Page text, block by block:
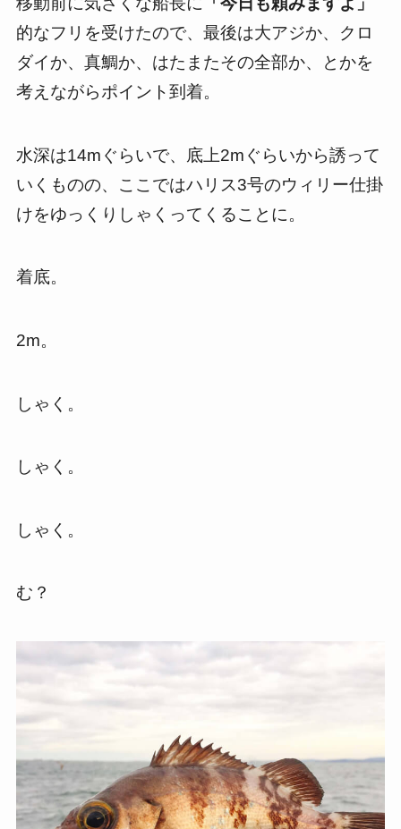
的なフリを受けたので、最後は大アジか、クロ
ダイか、真鯛か、はたまたその全部か、とかを
考えながらポイント到着。
水深は14mぐらいで、底上2mぐらいから誘って
いくものの、ここではハリス3号のウィリー仕掛
けをゆっくりしゃくってくることに。
着底。
2m。
しゃく。
しゃく。
しゃく。
む？